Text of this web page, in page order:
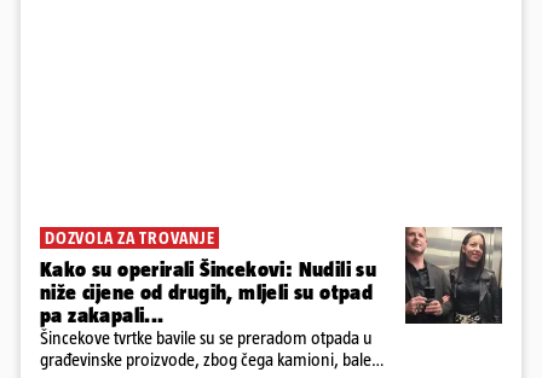
DOZVOLA ZA TROVANJE
Kako su operirali Šincekovi: Nudili su
niže cijene od drugih, mljeli su otpad
pa zakapali...
Šincekove tvrtke bavile su se preradom otpada u
građevinske proizvode, zbog čega kamioni, bale